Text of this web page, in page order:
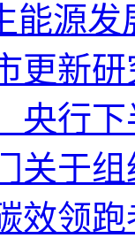
能源
更新
央行
关于
效领